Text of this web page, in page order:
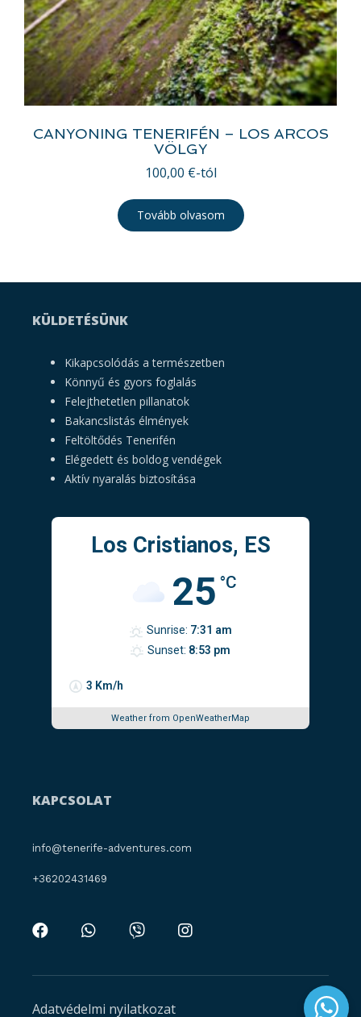
CANYONING TENERIFÉN – LOS ARCOS
VÖLGY
100,00 €-tól
Tovább olvasom
KÜLDETÉSÜNK
Kikapcsolódás a természetben
Könnyű és gyors foglalás
Felejthetetlen pillanatok
Bakancslistás élmények
Feltöltődés Tenerifén
Elégedett és boldog vendégek
Aktív nyaralás biztosítása
Los Cristianos, ES
25 °C
3 Km/h
Sunrise: 7:31 am
Sunset: 8:53 pm
Weather from OpenWeatherMap
KAPCSOLAT
info@tenerife-adventures.com
+36202431469
Adatvédelmi nyilatkozat